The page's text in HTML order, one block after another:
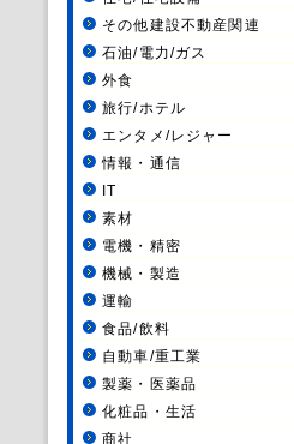
その他建設不動産関連
石油/電力/ガス
外食
旅行/ホテル
エンタメ/レジャー
情報・通信
IT
素材
電機・精密
機械・製造
運輸
食品/飲料
自動車/重工業
製薬・医薬品
化粧品・生活
商社